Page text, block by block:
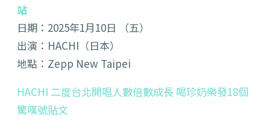
站
日期：2025年1月10日 （五）
出演：HACHI（日本）
地點：Zepp New Taipei
HACHI 二度台北開唱人數倍數成長 喝珍奶樂發18個
驚嘆號貼文